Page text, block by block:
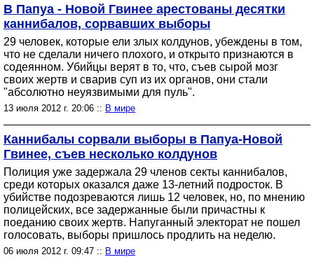
В Папуа - Новой Гвинее арестованы десятки
каннибалов, сорвавших выборы
29 человек, которые ели злых колдунов, убеждены в том,
что не сделали ничего плохого, и открыто признаются в
содеянном. Убийцы верят в то, что, съев сырой мозг
своих жертв и сварив суп из их органов, они стали
"абсолютно неуязвимыми для пуль".
13 июля 2012 г. 20:06 :: В мире
Каннибалы сорвали выборы в Папуа-Новой
Гвинее, съев несколько колдунов
Полиция уже задержала 29 членов секты каннибалов,
среди которых оказался даже 13-летний подросток. В
убийстве подозреваются лишь 12 человек, но, по мнению
полицейских, все задержанные были причастны к
поеданию своих жертв. Напуганный электорат не пошел
голосовать, выборы пришлось продлить на неделю.
06 июля 2012 г. 09:47 :: В мире